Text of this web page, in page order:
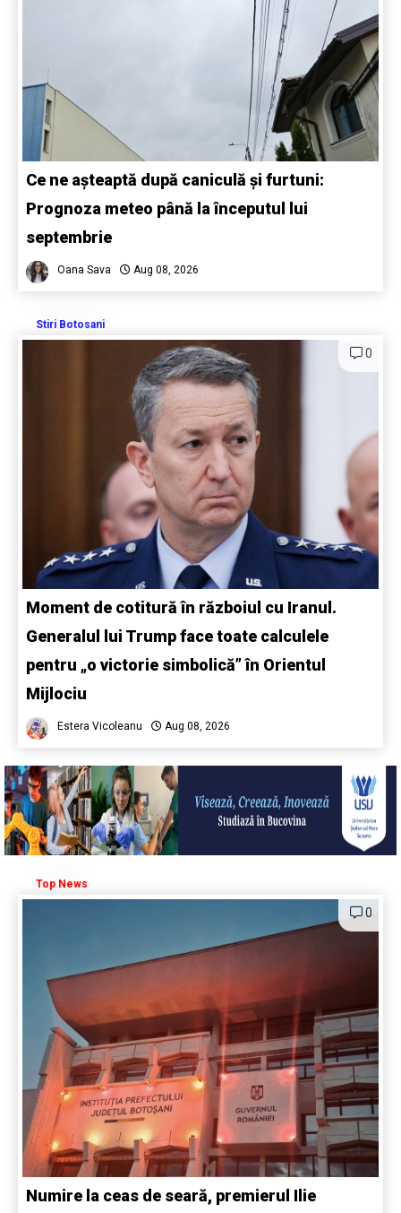
Ce ne așteaptă după caniculă și furtuni:
Prognoza meteo până la începutul lui
septembrie
Oana Sava Aug 08, 2026
Stiri Botosani
0
Moment de cotitură în războiul cu Iranul.
Generalul lui Trump face toate calculele
pentru „o victorie simbolică” în Orientul
Mijlociu
Estera Vicoleanu Aug 08, 2026
Top News
0
Numire la ceas de seară, premierul Ilie